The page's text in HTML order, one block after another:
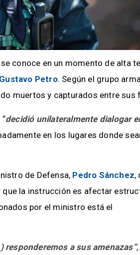
conoce en un momento de alta
Gustavo Petro. Según el grupo
muertos y capturados entre sus
decidió unilateralmente dialogar
en los lugares donde
de Defensa, Pedro Sánchez,
la instrucción es afectar
por el ministro está el
a sus amenazas”